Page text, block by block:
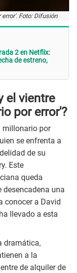
error'. Foto: Difusión
2 en Netflix:
de estreno,
el vientre
por error'?
millonario por
se enfrenta a
de su
Este
queda
una
conocer a David
llevado a esta
dramática,
a la
de alquiler de